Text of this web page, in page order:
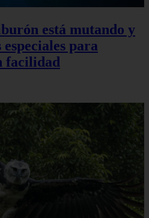
está mutando y
para
facilidad